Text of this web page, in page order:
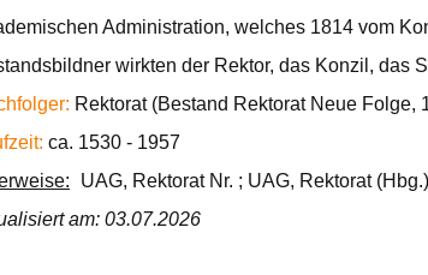
Administration, welches 1814 vom
wirkten der Rektor, das Konzil, das
Rektorat (Bestand Rektorat Neue Folge,
ca. 1530 - 1957
UAG, Rektorat Nr. ; UAG, Rektorat
am: 03.07.2026